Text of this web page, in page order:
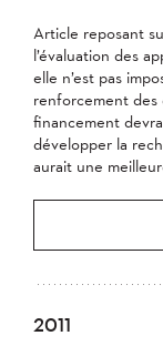
Article reposant
l’évaluation des
elle n’est pas
renforcement des
financement
développer la
aurait une
2011